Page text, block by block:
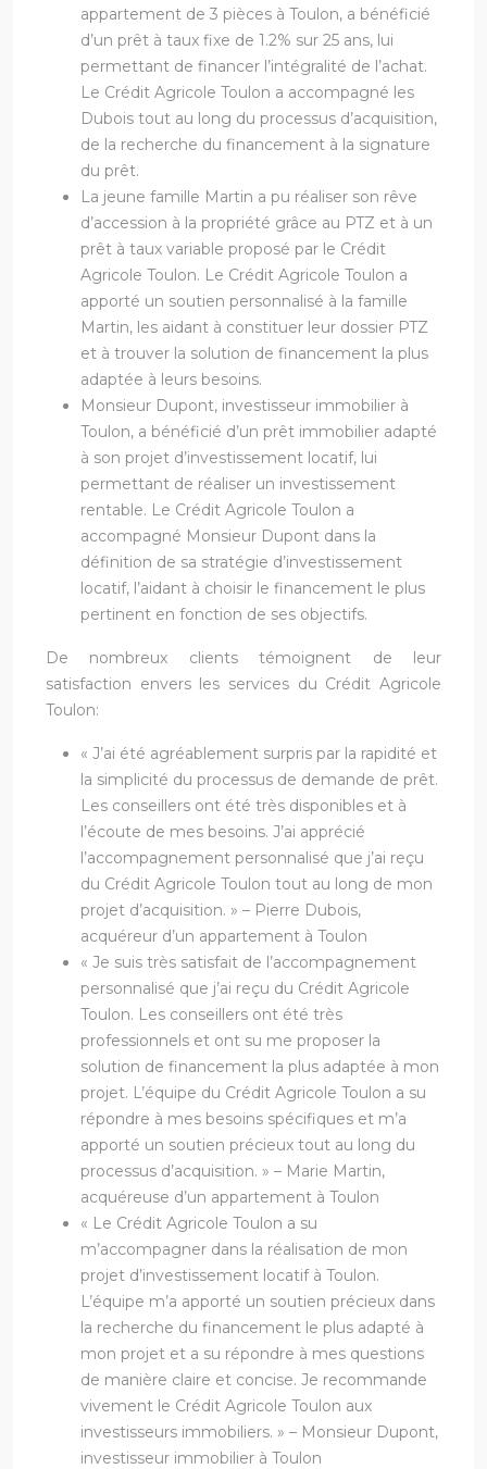
appartement de 3 pièces à Toulon, a bénéficié
d’un prêt à taux fixe de 1.2% sur 25 ans, lui
permettant de financer l’intégralité de l’achat.
Le Crédit Agricole Toulon a accompagné les
Dubois tout au long du processus d’acquisition,
de la recherche du financement à la signature
du prêt.
La jeune famille Martin a pu réaliser son rêve
d’accession à la propriété grâce au PTZ et à un
prêt à taux variable proposé par le Crédit
Agricole Toulon. Le Crédit Agricole Toulon a
apporté un soutien personnalisé à la famille
Martin, les aidant à constituer leur dossier PTZ
et à trouver la solution de financement la plus
adaptée à leurs besoins.
Monsieur Dupont, investisseur immobilier à
Toulon, a bénéficié d’un prêt immobilier adapté
à son projet d’investissement locatif, lui
permettant de réaliser un investissement
rentable. Le Crédit Agricole Toulon a
accompagné Monsieur Dupont dans la
définition de sa stratégie d’investissement
locatif, l’aidant à choisir le financement le plus
pertinent en fonction de ses objectifs.
De nombreux clients témoignent de leur
satisfaction envers les services du Crédit Agricole
Toulon:
« J’ai été agréablement surpris par la rapidité et
la simplicité du processus de demande de prêt.
Les conseillers ont été très disponibles et à
l’écoute de mes besoins. J’ai apprécié
l’accompagnement personnalisé que j’ai reçu
du Crédit Agricole Toulon tout au long de mon
projet d’acquisition. » – Pierre Dubois,
acquéreur d’un appartement à Toulon
« Je suis très satisfait de l’accompagnement
personnalisé que j’ai reçu du Crédit Agricole
Toulon. Les conseillers ont été très
professionnels et ont su me proposer la
solution de financement la plus adaptée à mon
projet. L’équipe du Crédit Agricole Toulon a su
répondre à mes besoins spécifiques et m’a
apporté un soutien précieux tout au long du
processus d’acquisition. » – Marie Martin,
acquéreuse d’un appartement à Toulon
« Le Crédit Agricole Toulon a su
m’accompagner dans la réalisation de mon
projet d’investissement locatif à Toulon.
L’équipe m’a apporté un soutien précieux dans
la recherche du financement le plus adapté à
mon projet et a su répondre à mes questions
de manière claire et concise. Je recommande
vivement le Crédit Agricole Toulon aux
investisseurs immobiliers. » – Monsieur Dupont,
investisseur immobilier à Toulon